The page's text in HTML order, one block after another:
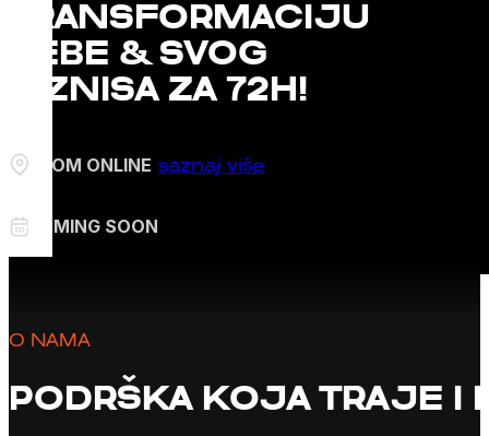
TRANSFORMACIJU
SEBE & SVOG
BIZNISA ZA 72H!
ZOOM ONLINE
COMING SOON
saznaj više
O NAMA
PODRŠKA KOJA TRAJE I